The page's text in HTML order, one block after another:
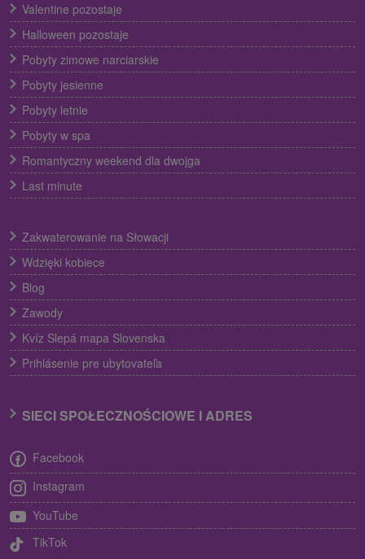
Valentine pozostaje
Halloween pozostaje
Pobyty zimowe narciarskie
Pobyty jesienne
Pobyty letnie
Pobyty w spa
Romantyczny weekend dla dwojga
Last minute
Zakwaterowanie na Słowacji
Wdzięki kobiece
Blog
Zawody
Kvíz Slepá mapa Slovenska
Prihlásenie pre ubytovateľa
SIECI SPOŁECZNOŚCIOWE I ADRES
Facebook
Instagram
YouTube
TikTok